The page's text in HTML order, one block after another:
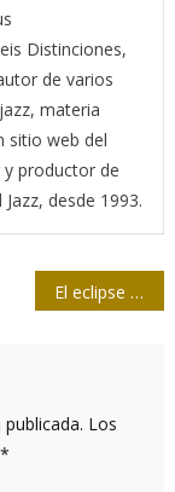
Distinciones,
de varios
materia
sitio web del
productor de
desde 1993.
El eclipse que confirmó, hace 100 años, la teoría de la relatividad de Einstein
Los
*